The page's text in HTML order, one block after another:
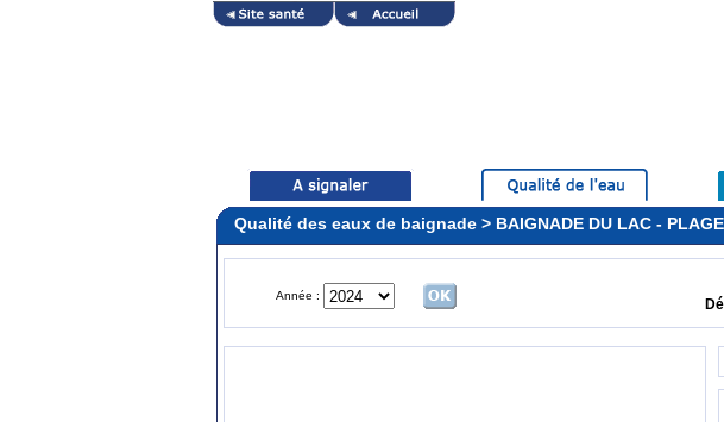
Qualité des eaux de baignade > BAIGNADE DU LAC - PLAGE
Année :